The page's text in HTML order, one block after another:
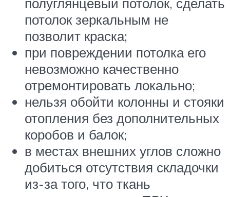
потолок зеркальным не
позволит краска;
при повреждении потолка его
невозможно качественно
отремонтировать локально;
нельзя обойти колонны и стояки
отопления без дополнительных
коробов и балок;
в местах внешних углов сложно
добиться отсутствия складочки
из-за того, что ткань